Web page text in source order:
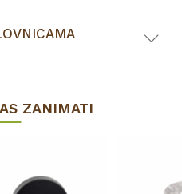
ZANIMATI